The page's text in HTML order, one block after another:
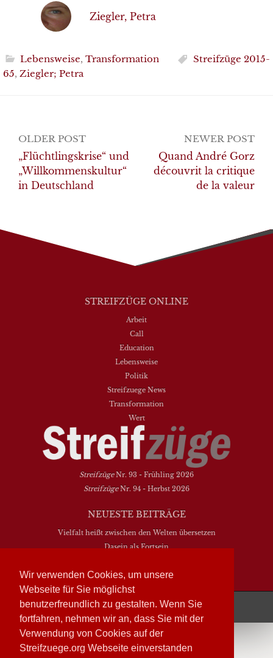
Wir verwenden Cookies, um unsere
Webseite für Sie möglichst
benutzerfreundlich zu gestalten. Wenn Sie
fortfahren, nehmen wir an, dass Sie mit der
Verwendung von Cookies auf der
Streifzuege.org Webseite einverstanden
Ziegler, Petra
Lebensweise, Transformation
Streifzüge 2015-
65, Ziegler; Petra
Post
navigation
OLDER POST
„Flüchtlingskrise“ und
„Willkommenskultur“
in Deutschland
NEWER POST
Quand André Gorz
découvrit la critique
de la valeur
STREIFZÜGE ONLINE
Arbeit
Call
Education
Lebensweise
Politik
Streifzuege News
Transformation
Wert
StreifzügeNr. 93 - Frühling 2026
StreifzügeNr. 94 - Herbst 2026
NEUESTE BEITRÄGE
Vielfalt heißt zwischen den Welten übersetzen
Dasein als Fortsein
Hymne. Kanon. Ohrwurm
Streifzüge läuft mit WordPress